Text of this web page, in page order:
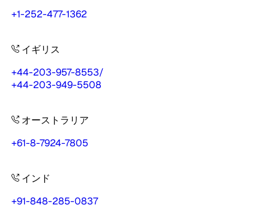
+1-252-477-1362
イギリス
+44-203-957-8553/
+44-203-949-5508
オーストラリア
+61-8-7924-7805
インド
+91-848-285-0837